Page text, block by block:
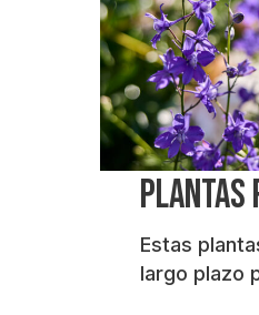
Plantas
Estas
largo plazo